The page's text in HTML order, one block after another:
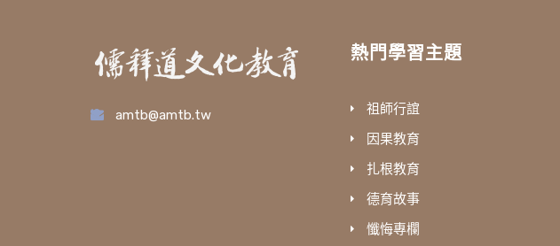
amtb@amtb.tw
熱門學習主題
祖師行誼
因果教育
扎根教育
德育故事
懺悔專欄